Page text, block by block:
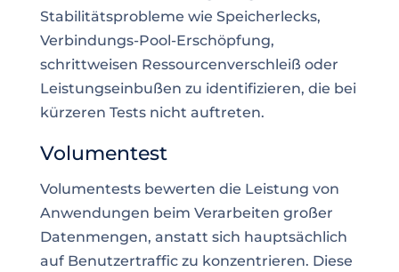
Stabilitätsprobleme wie Speicherlecks,
Verbindungs-Pool-Erschöpfung,
schrittweisen Ressourcenverschleiß oder
Leistungseinbußen zu identifizieren, die bei
kürzeren Tests nicht auftreten.
Volumentest
Volumentests bewerten die Leistung von
Anwendungen beim Verarbeiten großer
Datenmengen, anstatt sich hauptsächlich
auf Benutzertraffic zu konzentrieren. Diese